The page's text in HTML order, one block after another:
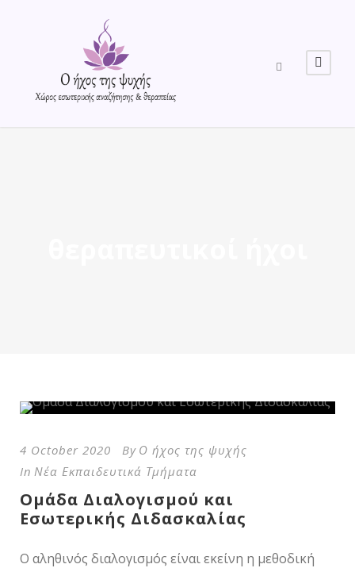
4 October 2020 By Ο ήχος της ψυχής
In Νέα Εκπαιδευτικά Τμήματα
Ομάδα Διαλογισμού και
Εσωτερικής Διδασκαλίας
Ο αληθινός διαλογισμός είναι εκείνη η μεθοδική